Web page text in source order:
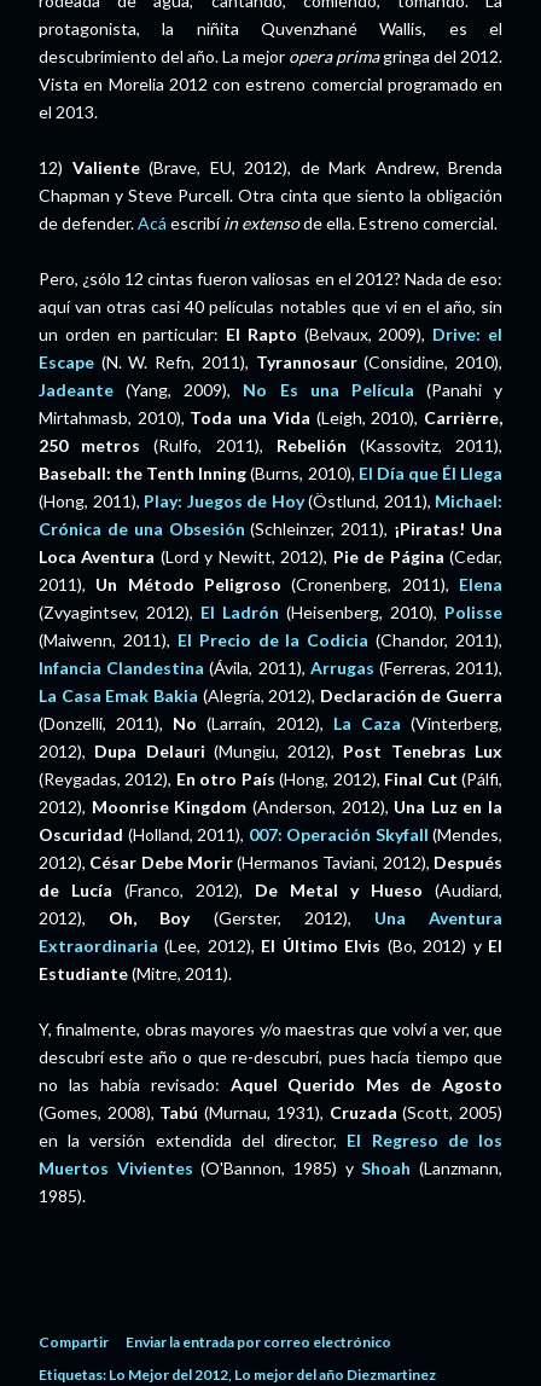
protagonista, la niñita Quvenzhané Wallis, es el
descubrimiento del año. La mejor opera primagringa del 2012.
Vista en Morelia 2012 con estreno comercial programado en
el 2013.
12) Valiente(Brave, EU, 2012), de Mark Andrew, Brenda
Chapman y Steve Purcell. Otra cinta que siento la obligación
de defender.Acá escribíin extensode ella. Estreno comercial.
Pero, ¿sólo 12 cintas fueron valiosas en el 2012? Nada de eso:
aquí van otras casi 40 películas notables que vi en el año, sin
un orden en particular: El Rapto (Belvaux, 2009), Drive: el
Escape (N. W. Refn, 2011), Tyrannosaur(Considine, 2010),
Jadeante (Yang, 2009), No Es una Película (Panahi y
Mirtahmasb, 2010), Toda una Vida (Leigh, 2010), Carrièrre,
250 metros (Rulfo, 2011), Rebelión (Kassovitz, 2011),
Baseball: the Tenth Inning(Burns, 2010), El Día que Él Llega
(Hong, 2011), Play: Juegos de Hoy(Östlund, 2011), Michael:
Crónica de una Obsesión (Schleinzer, 2011), ¡Piratas! Una
Loca Aventura (Lord y Newitt, 2012), Pie de Página (Cedar,
2011), Un Método Peligroso (Cronenberg, 2011), Elena
(Zvyagintsev, 2012), El Ladrón (Heisenberg, 2010), Polisse
(Maiwenn, 2011), El Precio de la Codicia (Chandor, 2011),
Infancia Clandestina (Ávila, 2011), Arrugas (Ferreras, 2011),
La Casa Emak Bakia (Alegría, 2012), Declaración de Guerra
(Donzelli, 2011), No (Larraín, 2012), La Caza (Vinterberg,
2012), Dupa Delauri (Mungiu, 2012), Post Tenebras Lux
(Reygadas, 2012), En otro País (Hong, 2012), Final Cut (Pálfi,
2012), Moonrise Kingdom (Anderson, 2012), Una Luz en la
Oscuridad (Holland, 2011), 007: Operación Skyfall (Mendes,
2012), César Debe Morir(Hermanos Taviani, 2012), Después
de Lucía (Franco, 2012), De Metal y Hueso (Audiard,
2012), Oh, Boy(Gerster, 2012), Una Aventura
Extraordinaria (Lee, 2012), El Último Elvis (Bo, 2012) y El
Estudiante(Mitre, 2011).
Y, finalmente, obras mayores y/o maestras que volví a ver, que
descubrí este año o que re-descubrí, pues hacía tiempo que
no las había revisado: Aquel Querido Mes de Agosto
(Gomes, 2008), Tabú (Murnau, 1931), Cruzada (Scott, 2005)
en la versión extendida del director, El Regreso de los
Muertos Vivientes (O'Bannon, 1985) yShoah (Lanzmann,
1985).
Compartir
Enviar la entrada por correo electrónico
Etiquetas: Lo Mejor del 2012 Lo mejor del año Diezmartinez